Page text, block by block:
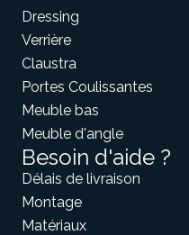
Dressing
Verrière
Claustra
Portes Coulissantes
Meuble bas
Meuble d'angle
Besoin d'aide ?
Délais de livraison
Montage
Matériaux